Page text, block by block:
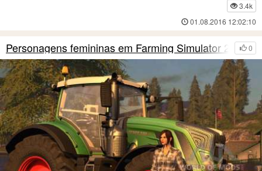
3.4k
01.08.2016 12:02:10
0
Personagens femininas em Farming Simulator 2017